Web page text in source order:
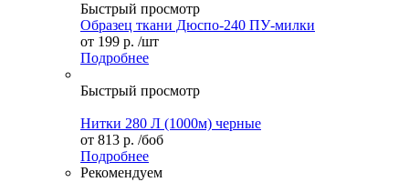
Быстрый просмотр
Образец ткани Дюспо-240 ПУ-милки
от 199 р. /шт
Подробнее
Быстрый просмотр
Нитки 280 Л (1000м) черные
от 813 р. /боб
Подробнее
Рекомендуем